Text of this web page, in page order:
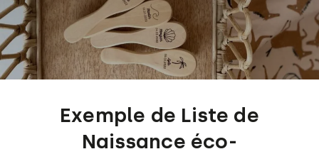
Exemple de Liste de
Naissance éco-